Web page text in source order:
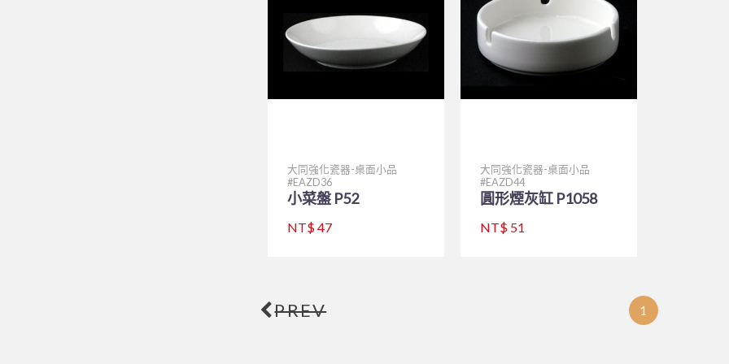
大同強化瓷器-桌面小品
EAZD36
小菜盤 P52
NT$ 47
大同強化瓷器-桌面小品
EAZD44
圓形煙灰缸 P1058
NT$ 51
PREV 1